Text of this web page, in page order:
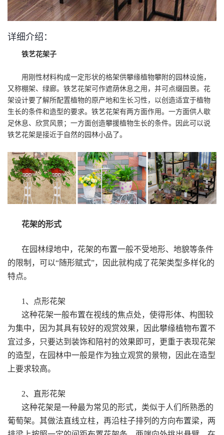
详细介绍：
铁艺花架子
用刚性材料构成一定形状的格架供攀缘植物攀附的园林设施，
又称棚架、绿廊。铁艺花架可作遮荫休息之用，并可点缀园景。花
架设计要了解所配置植物的原产地和生长习性，以创造适宜于植物
生长的条件和造型的要求。铁艺花架有两方面作用。一方面供人歇
足休息、欣赏风景；一方面创造攀援植物生长的条件。因此可以说
铁艺花架是接近于自然的园林小品了。
花架的形式
在园林绿地中，花架的布置一般不受地形、地貌等条件
的限制，可以“随形赋式”，因此就构成了花架类型多样化的
特点。
1、点形花架
这种花架一般布置在视线的焦点处，使得形体、构图较
为集中，因为其具有较好的观赏效果，因此攀缘植物布置不
宜过多，只要达到装饰和陪衬的效果即可，更重于表现花架
的造型，在园林中一般是作为独立观赏的景物，因此在造型
上要求较高。
2、直形花架
这种花架是一种最为常见的形式，类似于人们所熟悉的
葡萄架。其做法直线立柱，再沿柱子排列的方向布置梁，两